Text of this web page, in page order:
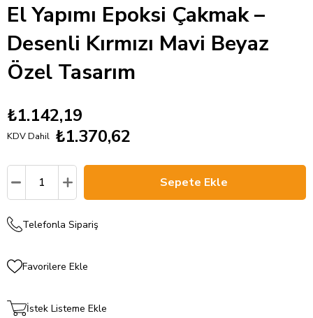
El Yapımı Epoksi Çakmak –
Desenli Kırmızı Mavi Beyaz
Özel Tasarım
₺1.142,19
KDV Dahil ₺1.370,62
Telefonla Sipariş
Favorilere Ekle
İstek Listeme Ekle